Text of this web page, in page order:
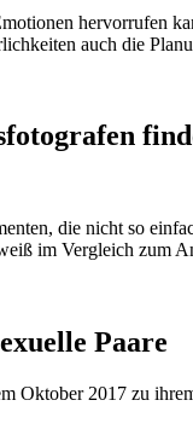
hervorrufen
auch die
die nicht so
im Vergleich zum
Paare
Oktober 2017 zu